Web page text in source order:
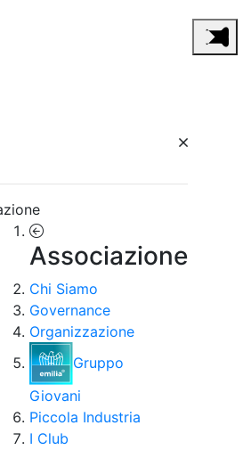
Associazione
Chi Siamo
Governance
Organizzazione
Gruppo
Giovani
Piccola Industria
I Club